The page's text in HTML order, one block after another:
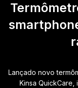
Lançado novo
Kinsa QuickCare,